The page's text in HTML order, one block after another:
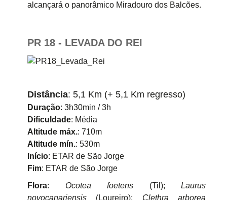
alcançará o panorâmico Miradouro dos Balcões.
PR 18 - LEVADA DO REI
Distância: 5,1 Km (+ 5,1 Km regresso)
Duração: 3h30min / 3h
Dificuldade: Média
Altitude máx.: 710m
Altitude mín.: 530m
Início: ETAR de São Jorge
Fim: ETAR de São Jorge
Flora: Ocotea foetens (Til); Laurus
novocanariensis (Loureiro); Clethra arborea